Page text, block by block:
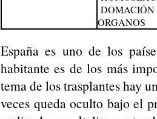
DOMACIÓN
ORGANOS
España es uno de los
habitante es de los más
tema de los trasplantes hay
veces queda oculto bajo el